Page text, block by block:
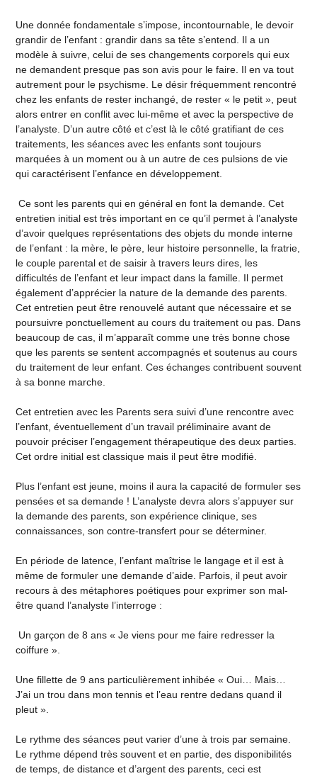
Une donnée fondamentale s’impose, incontournable, le devoir
grandir de l’enfant : grandir dans sa tête s’entend. Il a un
modèle à suivre, celui de ses changements corporels qui eux
ne demandent presque pas son avis pour le faire. Il en va tout
autrement pour le psychisme. Le désir fréquemment rencontré
chez les enfants de rester inchangé, de rester « le petit », peut
alors entrer en conflit avec lui-même et avec la perspective de
l’analyste. D’un autre côté et c’est là le côté gratifiant de ces
traitements, les séances avec les enfants sont toujours
marquées à un moment ou à un autre de ces pulsions de vie
qui caractérisent l’enfance en développement.
Ce sont les parents qui en général en font la demande. Cet
entretien initial est très important en ce qu’il permet à l’analyste
d’avoir quelques représentations des objets du monde interne
de l’enfant : la mère, le père, leur histoire personnelle, la fratrie,
le couple parental et de saisir à travers leurs dires, les
difficultés de l’enfant et leur impact dans la famille. Il permet
également d’apprécier la nature de la demande des parents.
Cet entretien peut être renouvelé autant que nécessaire et se
poursuivre ponctuellement au cours du traitement ou pas. Dans
beaucoup de cas, il m’apparaît comme une très bonne chose
que les parents se sentent accompagnés et soutenus au cours
du traitement de leur enfant. Ces échanges contribuent souvent
à sa bonne marche.
Cet entretien avec les Parents sera suivi d’une rencontre avec
l’enfant, éventuellement d’un travail préliminaire avant de
pouvoir préciser l’engagement thérapeutique des deux parties.
Cet ordre initial est classique mais il peut être modifié.
Plus l’enfant est jeune, moins il aura la capacité de formuler ses
pensées et sa demande ! L’analyste devra alors s’appuyer sur
la demande des parents, son expérience clinique, ses
connaissances, son contre-transfert pour se déterminer.
En période de latence, l’enfant maîtrise le langage et il est à
même de formuler une demande d’aide. Parfois, il peut avoir
recours à des métaphores poétiques pour exprimer son mal-
être quand l’analyste l’interroge :
Un garçon de 8 ans « Je viens pour me faire redresser la
coiffure ».
Une fillette de 9 ans particulièrement inhibée « Oui… Mais…
J’ai un trou dans mon tennis et l’eau rentre dedans quand il
pleut ».
Le rythme des séances peut varier d’une à trois par semaine.
Le rythme dépend très souvent et en partie, des disponibilités
de temps, de distance et d’argent des parents, ceci est